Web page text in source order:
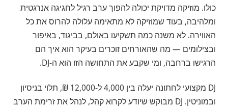
כולו. מוזיקה מדויקת יכולה להפוך ערב רגיל לחגיגה אנרגטית
ומלהיבה, בעוד שמוזיקה לא מתאימה עלולה להרוס את כל
האווירה. לא משנה כמה תשקיעו באולם, בביגוד, באיפור
ובצילומים — מה שהאורחים זוכרים בעיקר הוא איך הם
הרגישו ברחבה, ומי שקבע את התחושה הזו הוא ה-DJ.
DJ מקצועי לחתונה יעלה בין 4,000 ל-12,000 ₪, תלוי בניסיון
ובמוניטין. DJ מבוקש שיודע לקרוא קהל, לנהל את זרימת הערב